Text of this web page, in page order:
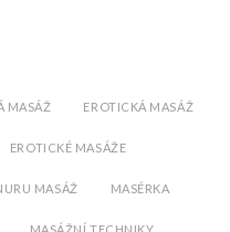
MASÁŽ EROTICKÁ MASÁŽ
EROTICKÉ MASÁŽE
MASÁŽ MASÉRKA